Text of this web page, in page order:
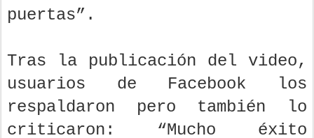
puertas”.
Tras la publicación del video,
usuarios de Facebook los
respaldaron pero también lo
criticaron: “Mucho éxito